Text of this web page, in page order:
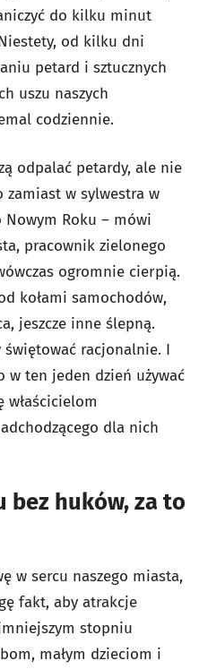
do kilku minut
od kilku dni
petard i sztucznych
uszu naszych
codziennie.
odpalać petardy, ale nie
w sylwestra w
Roku – mówi
pracownik zielonego
ogromnie cierpią.
kołami samochodów,
jeszcze inne ślepną.
racjonalnie. I
ten jeden dzień używać
właścicielom
dla nich
bez huków, za to
w sercu naszego miasta,
fakt, aby atrakcje
stopniu
małym dzieciom i